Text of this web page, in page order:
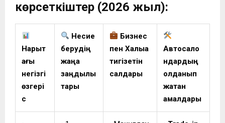
көрсеткіштер (2026 жыл):
Нарықт
ағы
негізгі
өзгері
с
Несие
берудің
жаңа
заңдылық
тары
Бизнес
пен Халыққа
тигізетін
салдары
Автосало
ндардың
қолданып
жатқан
амалдары